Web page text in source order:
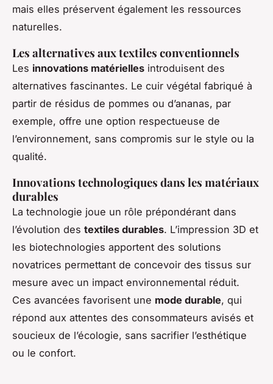
mais elles préservent également les ressources
naturelles.
Les alternatives aux textiles conventionnels
Les innovations matérielles introduisent des
alternatives fascinantes. Le cuir végétal fabriqué à
partir de résidus de pommes ou d’ananas, par
exemple, offre une option respectueuse de
l’environnement, sans compromis sur le style ou la
qualité.
Innovations technologiques dans les matériaux
durables
La technologie joue un rôle prépondérant dans
l’évolution des textiles durables. L’impression 3D et
les biotechnologies apportent des solutions
novatrices permettant de concevoir des tissus sur
mesure avec un impact environnemental réduit.
Ces avancées favorisent une mode durable, qui
répond aux attentes des consommateurs avisés et
soucieux de l’écologie, sans sacrifier l’esthétique
ou le confort.